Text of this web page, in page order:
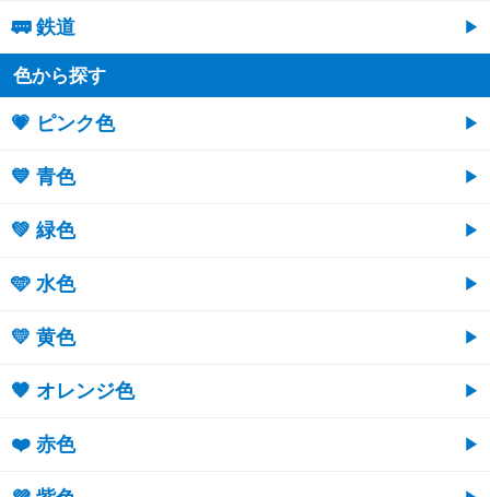
🚃 鉄道
色から探す
💗 ピンク色
💙 青色
💚 緑色
🩵 水色
💛 黄色
🧡 オレンジ色
❤️ 赤色